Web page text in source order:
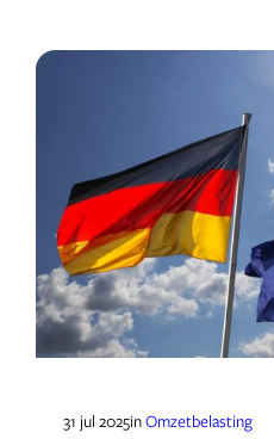
31 jul 2025inOmzetbelasting